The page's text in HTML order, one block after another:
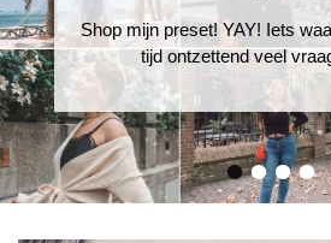
••••
Shop mijn preset! YAY! Iets
tijd ontzettend veel